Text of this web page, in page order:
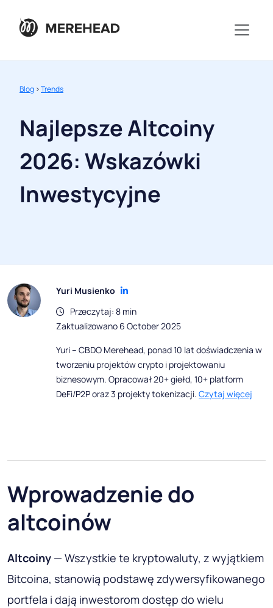
Blog >Trends
Najlepsze Altcoiny
2026: Wskazówki
Inwestycyjne
Yuri Musienko
Przeczytaj: 8 min
Zaktualizowano 6 October 2025
Yuri – CBDO Merehead, ponad 10 lat doświadczenia w
tworzeniu projektów crypto i projektowaniu
biznesowym. Opracował 20+ giełd, 10+ platform
DeFi/P2P oraz 3 projekty tokenizacji. Czytaj więcej
Wprowadzenie do
altcoinów
Altcoiny — Wszystkie te kryptowaluty, z wyjątkiem
Bitcoina, stanowią podstawę zdywersyfikowanego
portfela i dają inwestorom dostęp do wielu